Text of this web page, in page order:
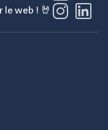
le web ! 🤘